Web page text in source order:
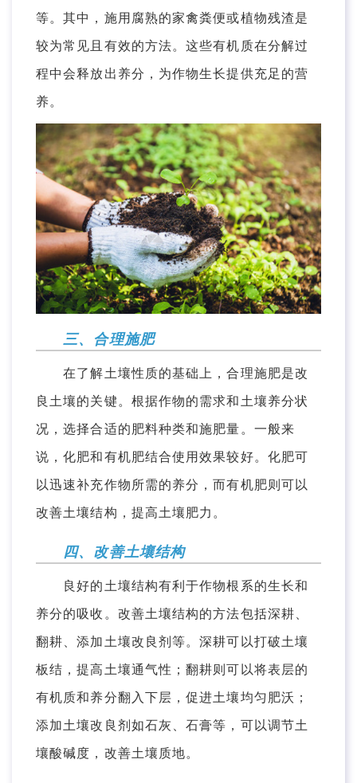
等。其中，施用腐熟的家禽粪便或植物残渣是
较为常见且有效的方法。这些有机质在分解过
程中会释放出养分，为作物生长提供充足的营
养。
三、合理施肥
在了解土壤性质的基础上，合理施肥是改
良土壤的关键。根据作物的需求和土壤养分状
况，选择合适的肥料种类和施肥量。一般来
说，化肥和有机肥结合使用效果较好。化肥可
以迅速补充作物所需的养分，而有机肥则可以
改善土壤结构，提高土壤肥力。
四、改善土壤结构
良好的土壤结构有利于作物根系的生长和
养分的吸收。改善土壤结构的方法包括深耕、
翻耕、添加土壤改良剂等。深耕可以打破土壤
板结，提高土壤通气性；翻耕则可以将表层的
有机质和养分翻入下层，促进土壤均匀肥沃；
添加土壤改良剂如石灰、石膏等，可以调节土
壤酸碱度，改善土壤质地。